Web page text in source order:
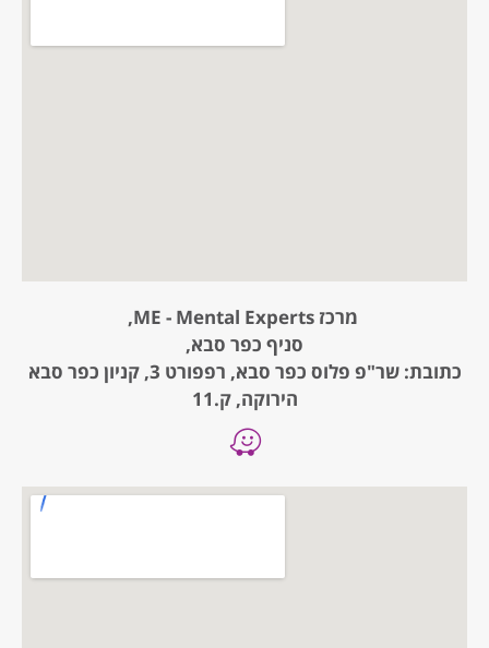
מרכז ME - Mental Experts,
סניף כפר סבא,
כתובת: שר"פ פלוס כפר סבא, רפפורט 3, קניון כפר סבא
הירוקה, ק.11